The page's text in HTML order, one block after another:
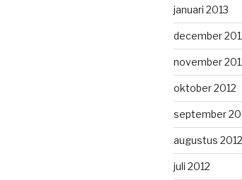
januari 2013
december
november
oktober 2012
september
augustus 2012
juli 2012